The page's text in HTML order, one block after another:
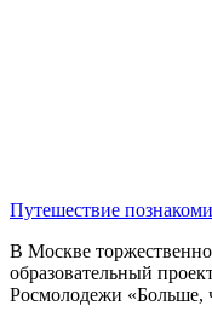
Путешествие
В Москве
образовательный
Росмолодежи «Больше,